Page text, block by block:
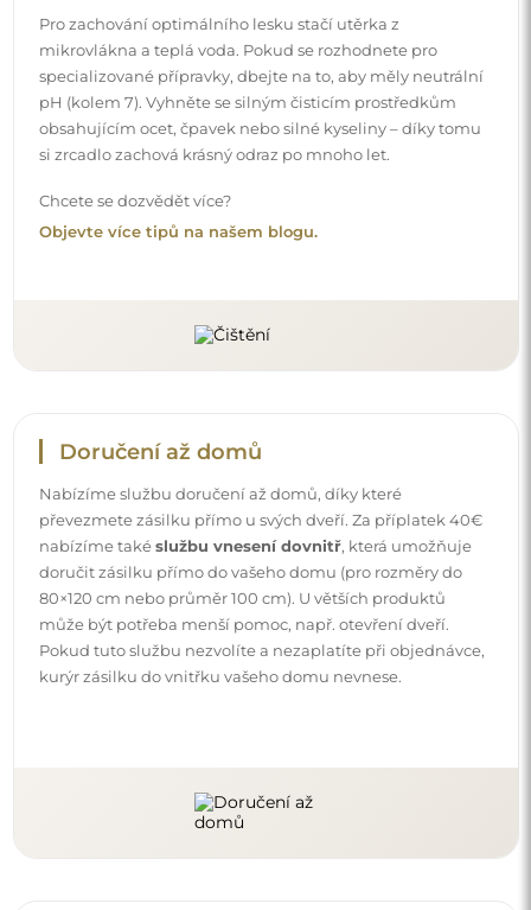
Nabízíme službu doručení až domů, díky které
převezmete zásilku přímo u svých dveří. Za příplatek 40€
nabízíme také
službu vnesení dovnitř
, která umožňuje
doručit zásilku přímo do vašeho domu (pro rozměry do
80×120 cm nebo průměr 100 cm). U větších produktů
může být potřeba menší pomoc, např. otevření dveří.
kurýr zásilku do vnitřku vašeho domu nevnese.
Návody
Aby byla montáž a používání našeho zrcadla snadné a
bezstarostné, připravili jsme pro vás podrobné návody.
Najdete v nich všechny kroky nezbytné ke správné
montáži zrcadla, a také rady týkající se jeho péče, čištění a
údržby, abyste se mohli dlouho těšit z jeho bezvadného
vzhledu.
Prohlédněte si návody k montáži a použití.